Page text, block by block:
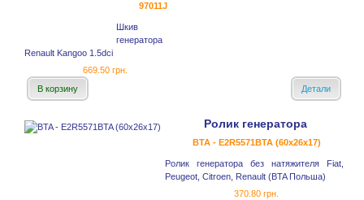
97011J
Шкив
генератора
Renault Kangoo 1.5dci
669.50 грн.
В корзину
Детали
Ролик генератора
BTA - E2R5571BTA (60x26x17)
Ролик генератора без натяжителя Fiat,
Peugeot, Citroen, Renault (BTA Польша)
370.80 грн.